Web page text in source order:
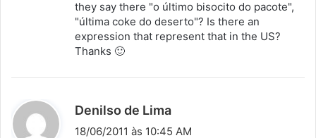
e
:
they say there "o último bisocito do pacote",
"última coke do deserto"? Is there an
expression that represent that in the US?
Thanks 🙂
Denilso de Lima
i
18/06/2011 às 10:45 AM